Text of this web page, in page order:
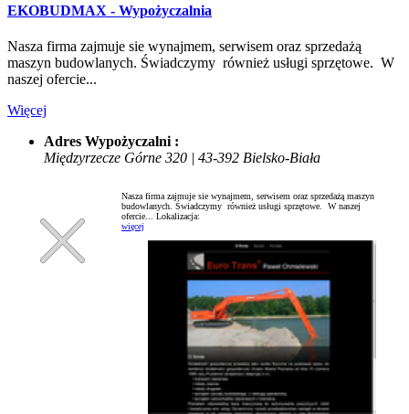
EKOBUDMAX - Wypożyczalnia
Nasza firma zajmuje sie wynajmem, serwisem oraz sprzedażą
maszyn budowlanych. Świadczymy również usługi sprzętowe. W
naszej ofercie...
Więcej
Adres Wypożyczalni :
Międzyrzecze Górne 320 | 43-392 Bielsko-Biała
Nasza firma zajmuje sie wynajmem, serwisem oraz sprzedażą maszyn
budowlanych. Świadczymy również usługi sprzętowe. W naszej
ofercie... Lokalizacja:
więcej